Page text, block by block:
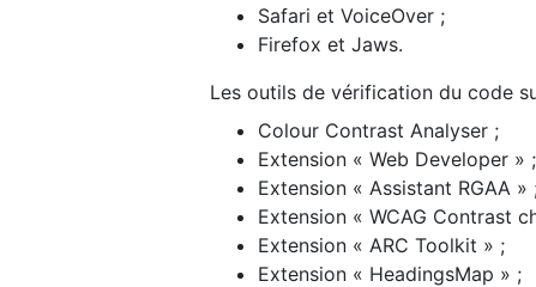
Safari et VoiceOver ;
Firefox et Jaws.
Les outils de vérification du code
Colour Contrast Analyser ;
Extension « Web Developer » ;
Extension « Assistant RGAA »
Extension « WCAG Contrast
Extension « ARC Toolkit » ;
Extension « HeadingsMap » ;